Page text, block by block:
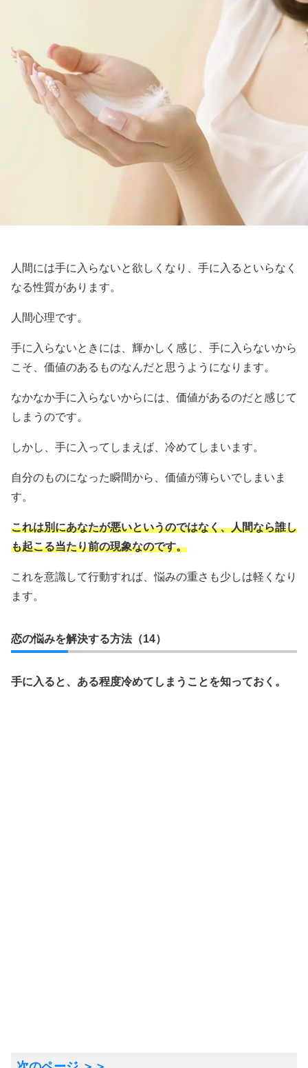
人間には手に入らないと欲しくなり、手に入るといらなく
なる性質があります。
人間心理です。
手に入らないときには、輝かしく感じ、手に入らないから
こそ、価値のあるものなんだと思うようになります。
なかなか手に入らないからには、価値があるのだと感じて
しまうのです。
しかし、手に入ってしまえば、冷めてしまいます。
自分のものになった瞬間から、価値が薄らいでしまいま
す。
これは別にあなたが悪いというのではなく、人間なら誰し
も起こる当たり前の現象なのです。
これを意識して行動すれば、悩みの重さも少しは軽くなり
ます。
恋の悩みを解決する方法（14）
手に入ると、ある程度冷めてしまうことを知っておく。